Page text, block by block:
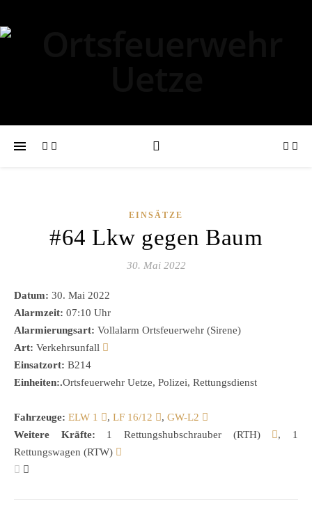
EINSÄTZE
#64 Lkw gegen Baum
30. Mai 2022
Datum: 30. Mai 2022
Alarmzeit: 07:10 Uhr
Alarmierungsart: Vollalarm Ortsfeuerwehr (Sirene)
Art: Verkehrsunfall
Einsatzort: B214
Einheiten:.Ortsfeuerwehr Uetze, Polizei, Rettungsdienst
Fahrzeuge: ELW 1 , LF 16/12 , GW-L2
Weitere Kräfte: 1 Rettungshubschrauber (RTH)
, 1
Rettungswagen (RTW)